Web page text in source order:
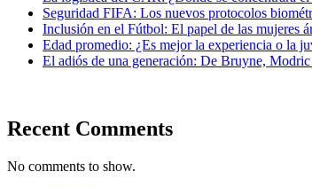
Seguridad FIFA: Los nuevos protocolos
Inclusión en el Fútbol: El papel de las mujeres
Edad promedio: ¿Es mejor la experiencia o la
El adiós de una generación: De Bruyne,
Recent Comments
No comments to show.